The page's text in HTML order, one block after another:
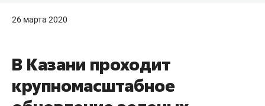
26 марта 2020
В Казани проходит
крупномасштабное